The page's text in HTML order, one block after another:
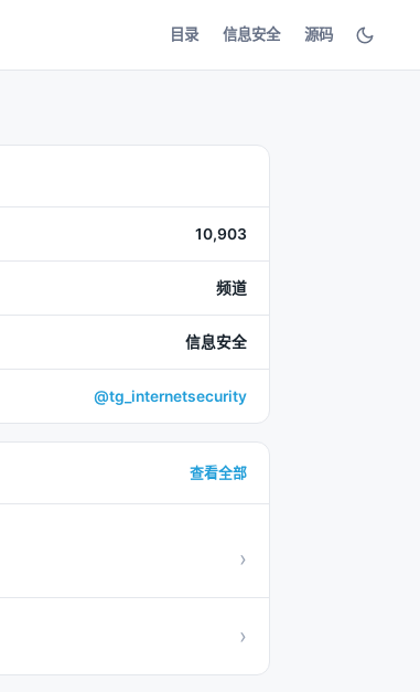
目录 信息安全 源码
10,903
频道
信息安全
@tg_internetsecurity
查看全部
›
›